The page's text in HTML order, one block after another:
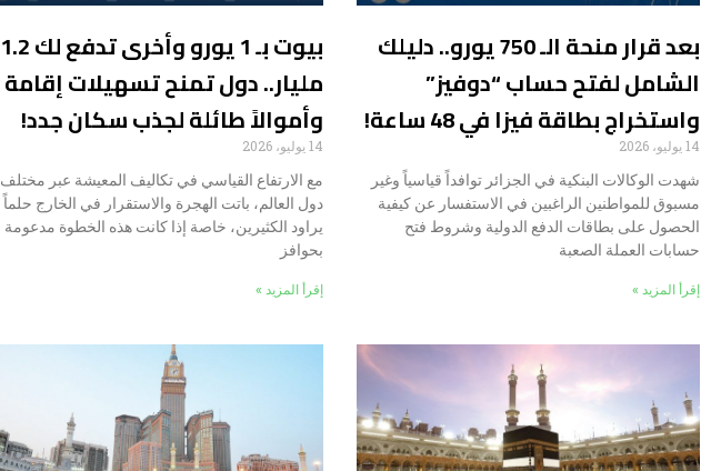
بعد قرار منحة الـ 750 يورو.. دليلك
الشامل لفتح حساب “دوفيز”
واستخراج بطاقة فيزا في 48 ساعة!
14 يوليو، 2026
شهدت الوكالات البنكية في الجزائر توافداً قياسياً وغير
مسبوق للمواطنين الراغبين في الاستفسار عن كيفية
الحصول على بطاقات الدفع الدولية وشروط فتح
حسابات العملة الصعبة
إقرأ المزيد »
بيوت بـ 1 يورو وأخرى تدفع لك 1.2
مليار.. دول تمنح تسهيلات إقامة
وأموالاً طائلة لجذب سكان جدد!
14 يوليو، 2026
مع الارتفاع القياسي في تكاليف المعيشة عبر مختلف
دول العالم، باتت الهجرة والاستقرار في الخارج حلماً
يراود الكثيرين، خاصة إذا كانت هذه الخطوة مدعومة
بحوافز
إقرأ المزيد »